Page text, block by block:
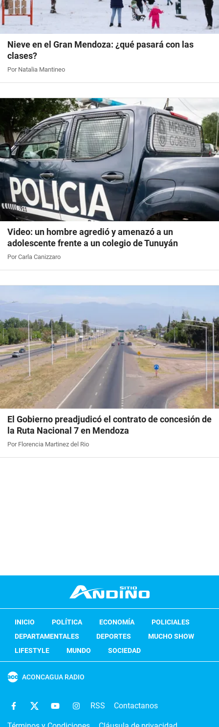
Nieve en el Gran Mendoza: ¿qué pasará con las
clases?
Por Natalia Mantineo
Video: un hombre agredió y amenazó a un
adolescente frente a un colegio de Tunuyán
Por Carla Canizzaro
El Gobierno preadjudicó el contrato de concesión de
la Ruta Nacional 7 en Mendoza
Por Florencia Martinez del Rio
INICIO POLÍTICA ECONOMÍA
POLICIALES
DEPARTAMENTALES
DEPORTES
MUCHO SHOW
LIFESTYLE
MUNDO SOCIEDAD
ACONCAGUA RADIO
RSS Contactanos